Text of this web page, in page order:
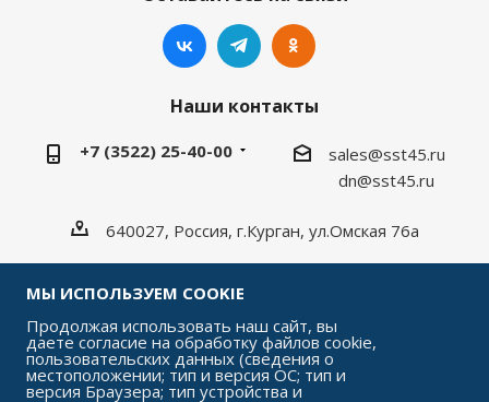
Наши контакты
+7 (3522) 25-40-00
sales@sst45.ru
dn@sst45.ru
640027, Россия, г.Курган, ул.Омская 76а
2026 © «СтройСельхозТорг»
МЫ ИСПОЛЬЗУЕМ COOKIE
Продолжая использовать наш сайт, вы
даете согласие на обработку файлов cookie,
пользовательских данных (сведения о
местоположении; тип и версия ОС; тип и
версия Браузера; тип устройства и